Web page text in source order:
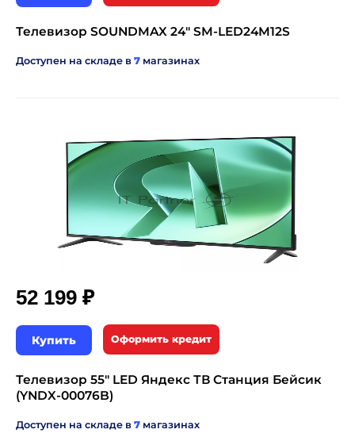
Телевизор SOUNDMAX 24" SM-LED24M12S
Доступен на складе в 7 магазинах
52 199 ₽
Купить Оформить кредит
Телевизор 55" LED Яндекс ТВ Станция Бейсик
(YNDX-00076B)
Доступен на складе в 7 магазинах